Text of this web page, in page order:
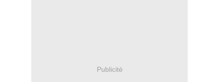
Publicité